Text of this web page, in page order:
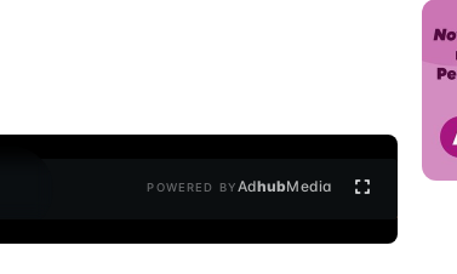
POWERED BYAdhubMedia